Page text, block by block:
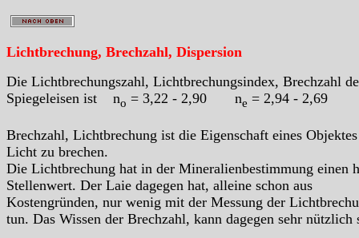
Lichtbrechung, Brechzahl, Dispersion
Die Lichtbrechungszahl, Lichtbrechungsindex, Brechzahl
Spiegeleisen ist no = 3,22 - 2,90 ne = 2,94 - 2,69
Brechzahl, Lichtbrechung ist die Eigenschaft eines Objektes
Licht zu brechen.
Die Lichtbrechung hat in der Mineralienbestimmung einen
Stellenwert. Der Laie dagegen hat, alleine schon aus
Kostengründen, nur wenig mit der Messung der
tun. Das Wissen der Brechzahl, kann dagegen sehr nützlich